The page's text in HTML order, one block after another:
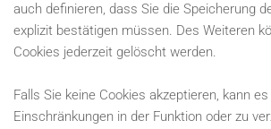
auch definieren, dass Sie die Speicherung
explizit bestätigen müssen. Des Weiteren
Cookies jederzeit gelöscht werden.
Falls Sie keine Cookies akzeptieren, kann es
Einschränkungen in der Funktion oder zu